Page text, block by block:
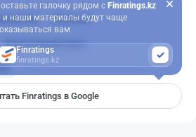
Полиция
Банки Казахстана
Finratings в Google
галочку рядом с Finratings.kz
и наши материалы будут чаще
вам
Finratings
finratings.kz